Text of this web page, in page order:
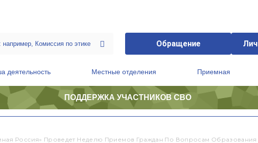
Обращение
деятельность Местные отделения Приемная
ПОДДЕРЖКА УЧАСТНИКОВ СВО
Россия» Проведет Неделю Приемов Граждан По Вопросам Образования